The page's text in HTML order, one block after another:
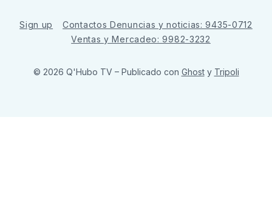
Sign up
Contactos Denuncias y noticias: 9435-0712
Ventas y Mercadeo: 9982-3232
© 2026 Q'Hubo TV – Publicado con Ghosty Tripoli